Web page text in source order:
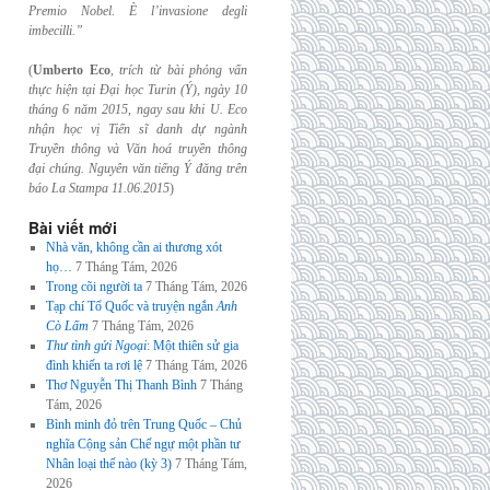
Premio Nobel. È l’invasione degli
imbecilli.”
(Umberto Eco,trích từ bài phỏng vấn
thực hiện tại Đại học Turin (Ý), ngày 10
tháng 6 năm 2015, ngay sau khi U. Eco
nhận học vị Tiến sĩ danh dự ngành
Truyền thông và Văn hoá truyền thông
đại chúng. Nguyên văn tiếng Ý đăng trên
báo La Stampa 11.06.2015)
Bài viết mới
Nhà văn, không cần ai thương xót
họ… 7 Tháng Tám, 2026
Trong cõi người ta 7 Tháng Tám, 2026
Tạp chí Tổ Quốc và truyện ngắnAnh
Cò Lấm 7 Tháng Tám, 2026
Thư tình gửi Ngoại: Một thiên sử gia
đình khiến ta rơi lệ 7 Tháng Tám, 2026
Thơ Nguyễn Thị Thanh Bình 7 Tháng
Tám, 2026
Bình minh đỏ trên Trung Quốc – Chủ
nghĩa Cộng sản Chế ngự một phần tư
Nhân loại thế nào (kỳ 3) 7 Tháng Tám,
2026